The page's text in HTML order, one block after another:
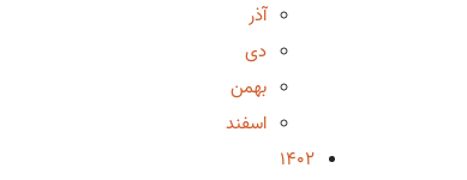
آذر
دی
بهمن
اسفند
1402